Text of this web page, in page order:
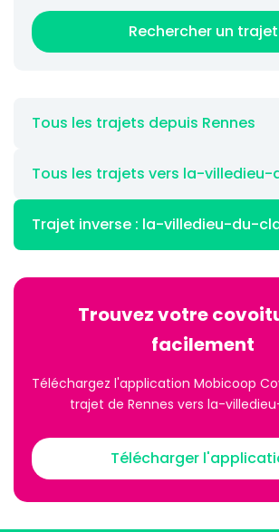
Rechercher un trajet
Tous les trajets depuis Rennes
Tous les trajets vers la-
Trajet inverse : la-villedieu-du-
Trouvez votre
facilement
Téléchargez l'application Mobicoop
trajet de Rennes vers la-
Télécharger